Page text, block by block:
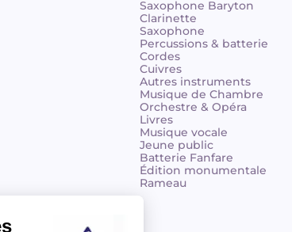
Saxophone Baryton
Clarinette
Saxophone
Percussions & batterie
Cordes
Cuivres
Autres instruments
Musique de Chambre
Orchestre & Opéra
Livres
Musique vocale
Jeune public
Batterie Fanfare
Édition monumentale
Rameau